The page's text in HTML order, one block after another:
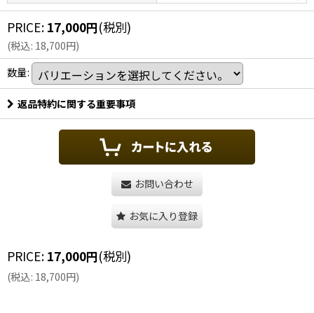
PRICE: 17,000円(税別)
(税込: 18,700円)
数量:
返品特約に関する重要事項
お問い合わせ
お気に入り登録
PRICE: 17,000円(税別)
(税込: 18,700円)